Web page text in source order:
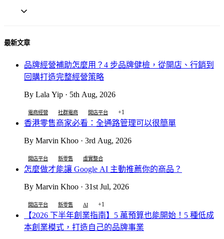
最新文章
品牌經營補助怎麼用？4 步品牌健檢，從開店、行銷到
回購打造完整經營策略
By Lala Yip · 5th Aug, 2026
電商經營 社群電商 開店平台 +1
香港零售商家必看：全通路管理可以很簡單
By Marvin Khoo · 3rd Aug, 2026
開店平台 新零售 虛實整合
怎麼做才能讓 Google AI 主動推薦你的商品？
By Marvin Khoo · 31st Jul, 2026
開店平台 新零售 AI +1
【2026 下半年創業指南】5 萬預算也能開始！5 種低成
本創業模式，打造自己的品牌事業